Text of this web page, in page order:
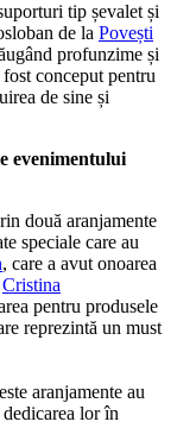
tip șevalet și
de la Povești
profunzime și
conceput pentru
de sine și
evenimentului
două aranjamente
speciale care au
, care a avut onoarea
Cristina
pentru produsele
reprezintă un must
aranjamente au
lor în